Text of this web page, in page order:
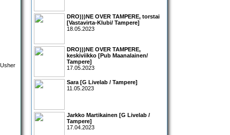
DRO)))NE OVER TAMPERE, torstai
[Vastavirta-Klubi/ Tampere]
18.05.2023
DRO)))NE OVER TAMPERE,
keskiviikko [Pub Maanalainen/
Tampere]
17.05.2023
Sara [G Livelab / Tampere]
11.05.2023
Jarkko Martikainen [G Livelab /
Tampere]
17.04.2023